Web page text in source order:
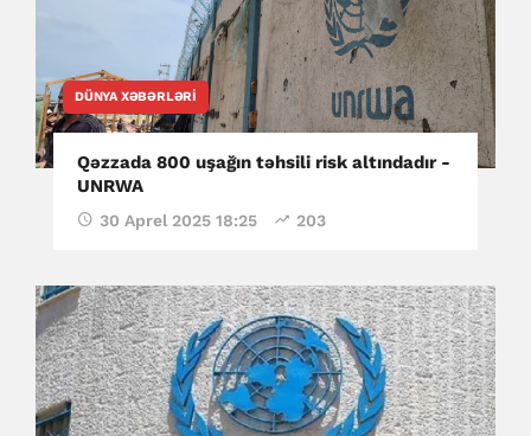
DÜNYA XƏBƏRLƏRI
Qəzzada 800 uşağın təhsili risk altındadır -
UNRWA
30 Aprel 2025 18:25 203